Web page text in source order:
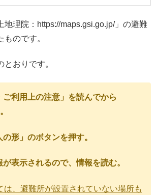
地理院：https://maps.gsi.go.jp/」の避難
ものです。
おりです。
ご利用上の注意」を読んでから
形」のボタンを押す。
表示されるので、情報を読む。
、避難所が設置されていない場所も